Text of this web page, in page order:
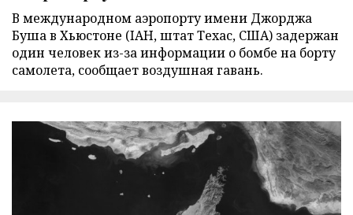
В международном аэропорту имени Джорджа
Буша в Хьюстоне (IAH, штат Техас, США) задержан
один человек из-за информации о бомбе на борту
самолета, сообщает воздушная гавань.